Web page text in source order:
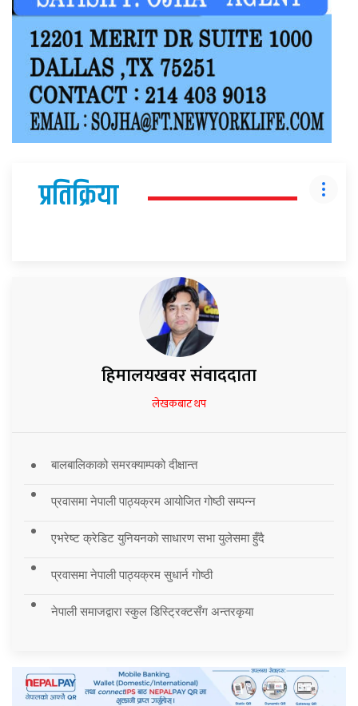
प्रतिक्रिया
हिमालयखवर संवाददाता
लेखकबाट थप
बालबालिकाको समरक्याम्पको दीक्षान्त
प्रवासमा नेपाली पाठ्यक्रम आयोजित गोष्ठी सम्पन्न
एभरेष्ट क्रेडिट युनियनको साधारण सभा युलेसमा हुँदै
प्रवासमा नेपाली पाठ्यक्रम सुधार्न गोष्ठी
नेपाली समाजद्वारा स्कुल डिस्ट्रिक्टसँग अन्तरकृया